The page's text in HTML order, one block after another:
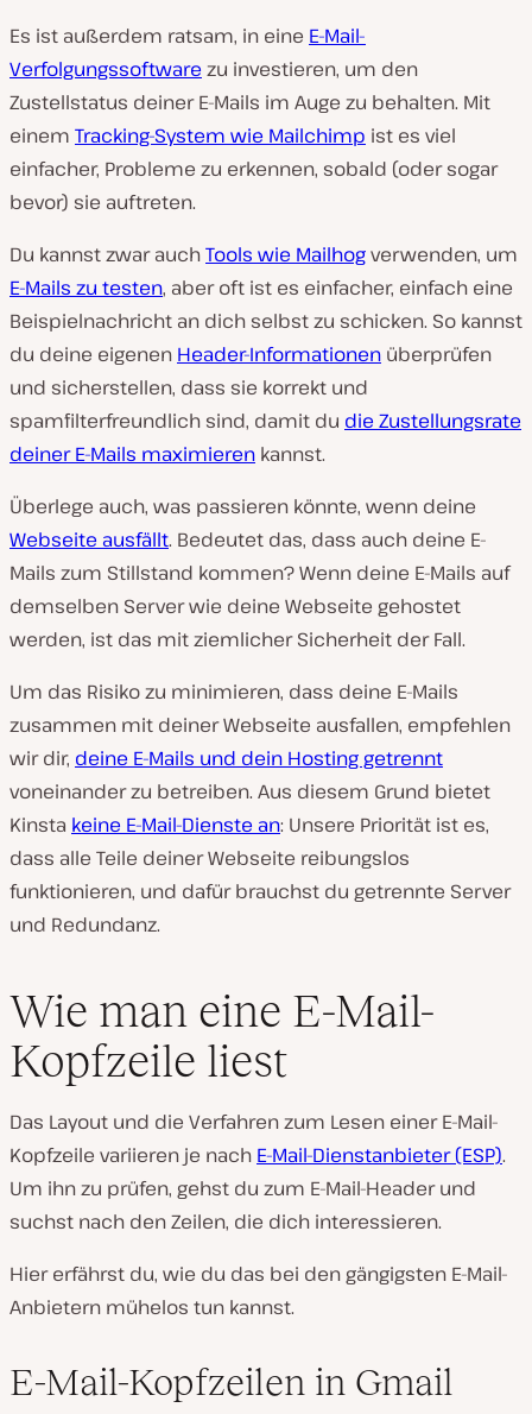
Es ist außerdem ratsam, in eine E-Mail-
Verfolgungssoftware zu investieren, um den
Zustellstatus deiner E-Mails im Auge zu behalten. Mit
einem Tracking-System wie Mailchimp ist es viel
einfacher, Probleme zu erkennen, sobald (oder sogar
bevor) sie auftreten.
Du kannst zwar auchTools wie Mailhogverwenden, um
E-Mails zu testen, aber oft ist es einfacher, einfach eine
Beispielnachricht an dich selbst zu schicken. So kannst
du deine eigenen Header-Informationen überprüfen
und sicherstellen, dass sie korrekt und
spamfilterfreundlich sind, damit du die Zustellungsrate
deiner E-Mails maximieren kannst.
Überlege auch, was passieren könnte, wenn deine
Webseite ausfällt. Bedeutet das, dass auch deine E-
Mails zum Stillstand kommen? Wenn deine E-Mails auf
demselben Server wie deine Webseite gehostet
werden, ist das mit ziemlicher Sicherheit der Fall.
Um das Risiko zu minimieren, dass deine E-Mails
zusammen mit deiner Webseite ausfallen, empfehlen
wir dir, deine E-Mails und dein Hosting getrennt
voneinander zu betreiben. Aus diesem Grund bietet
Kinsta keine E-Mail-Dienste an: Unsere Priorität ist es,
dass alle Teile deiner Webseite reibungslos
funktionieren, und dafür brauchst du getrennte Server
und Redundanz.
Wie man eine E-Mail-
Kopfzeile liest
Das Layout und die Verfahren zum Lesen einer E-Mail-
Kopfzeile variieren je nach E-Mail-Dienstanbieter (ESP).
Um ihn zu prüfen, gehst du zum E-Mail-Header und
suchst nach den Zeilen, die dich interessieren.
Hier erfährst du, wie du das bei den gängigsten E-Mail-
Anbietern mühelos tun kannst.
E-Mail-Kopfzeilen in Gmail